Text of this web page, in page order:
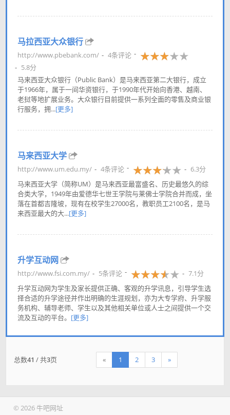
马拉西亚大众银行
http://www.pbebank.com/
4条评论
5.8分
马来西亚大众银行（Public Bank）是马来西亚第二大银行，成立
于1966年，属于一间华资银行，于1990年代开始向香港、越南、
老挝等地扩展业务。大众银行目前提供一系列全面的零售及商业银
行服务，拥...[更多]
马来西亚大学
http://www.um.edu.my/ 4条评论
6.3分
马来西亚大学（简称UM）是马来西亚最富盛名、历史最悠久的综
合类大学，1949年由爱德华七世王学院与莱佛士学院合并而成，坐
落在首都吉隆坡，现有在校学生27000名，教职员工2100名，是马
来西亚最大的大...[更多]
升学互动网
http://www.fsi.com.my/ 5条评论
7.1分
升学互动网为学生及家长提供正确、客观的升学讯息，引导学生选
择合适的升学途径并作出明确的生涯规划，亦为大专学府、升学服
务机构、辅导老师、学生以及其他相关单位或人士之间提供一个交
流及互动的平台。 [更多]
总数41 / 共3页 « 1 2 3 »
© 2026 牛吧网址